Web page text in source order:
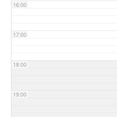
16:00
17:00
18:00
19:00